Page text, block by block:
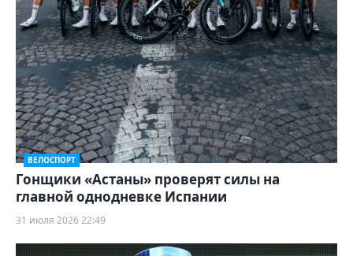
ВЕЛОСПОРТ
Гонщики «Астаны» проверят силы на
главной однодневке Испании
31 июля 2026 22:49